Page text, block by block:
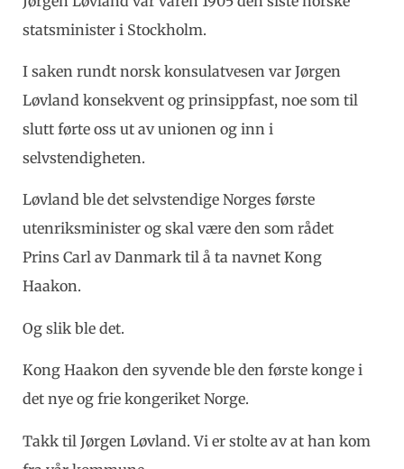
statsminister i Stockholm.
I saken rundt norsk konsulatvesen var Jørgen
Løvland konsekvent og prinsippfast, noe som til
slutt førte oss ut av unionen og inn i
selvstendigheten.
Løvland ble det selvstendige Norges første
utenriksminister og skal være den som rådet
Prins Carl av Danmark til å ta navnet Kong
Haakon.
Og slik ble det.
Kong Haakon den syvende ble den første konge i
det nye og frie kongeriket Norge.
Takk til Jørgen Løvland. Vi er stolte av at han kom